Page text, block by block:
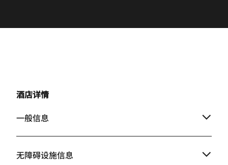
酒店详情
一般信息
无障碍设施信息